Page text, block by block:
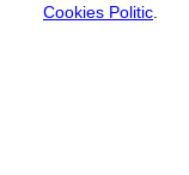
Cookies Politic